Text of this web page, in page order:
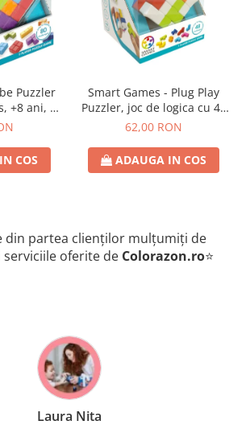
Puzzler
+8 ani, lb
COS
Smart Games - Plug Play
Puzzler, joc de logica cu 48
de provocari, 6+ ani, lb
62,00 RON
ADAUGA IN COS
din partea clienților mulțumiți de
oferite de Colorazon.ro⭐
Laura Nita